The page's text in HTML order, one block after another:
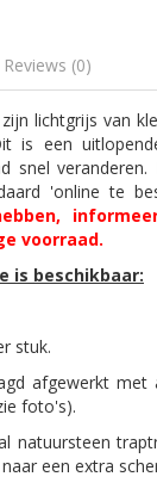
Reviews (0)
lichtgrijs van
is een
snel veranderen.
'online te
voorraad.
is beschikbaar:
stuk.
afgewerkt met
foto's).
natuursteen
een extra